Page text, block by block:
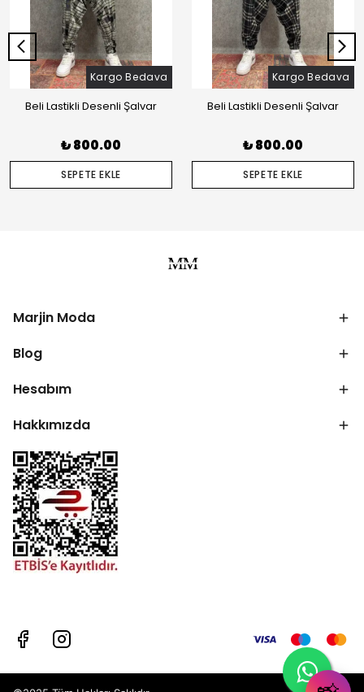
Kargo Bedava
Beli Lastikli Desenli Şalvar
₺ 800.00
SEPETE EKLE
Kargo Bedava
Beli Lastikli Desenli Şalvar
₺ 800.00
SEPETE EKLE
Marjin Moda
Blog
Hesabım
Hakkımızda